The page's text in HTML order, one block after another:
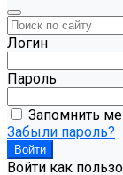
Логин
Пароль
Запомнить
Забыли пароль?
Войти как